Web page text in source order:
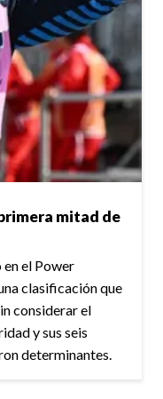
mitad de
el Power
clasificación que
considerar el
y sus seis
determinantes.